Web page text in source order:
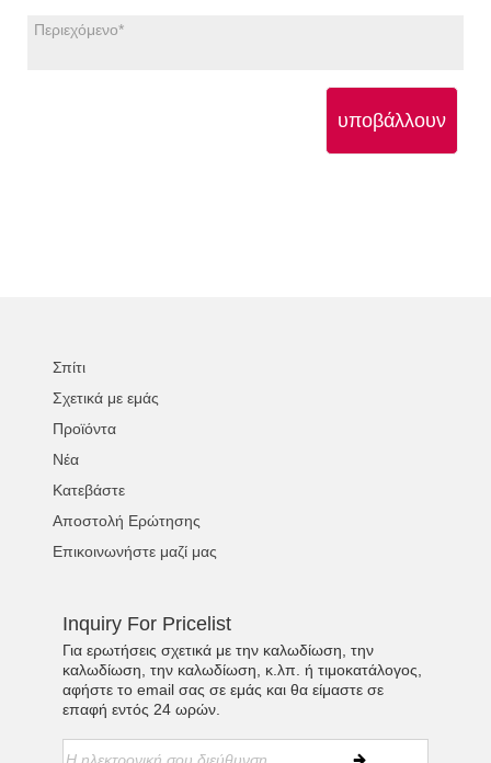
υποβάλλουν
Σπίτι
Σχετικά με εμάς
Προϊόντα
Νέα
Κατεβάστε
Αποστολή Ερώτησης
Επικοινωνήστε μαζί μας
Inquiry For Pricelist
Για ερωτήσεις σχετικά με την καλωδίωση, την
καλωδίωση, την καλωδίωση, κ.λπ. ή τιμοκατάλογος,
αφήστε το email σας σε εμάς και θα είμαστε σε
επαφή εντός 24 ωρών.